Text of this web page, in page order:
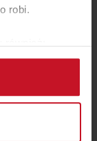
robi.
lokalizacji
kilku metrów